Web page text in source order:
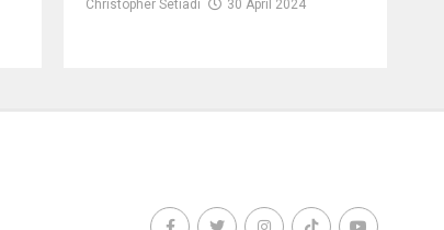
Christopher Setiadi 30 April 2024